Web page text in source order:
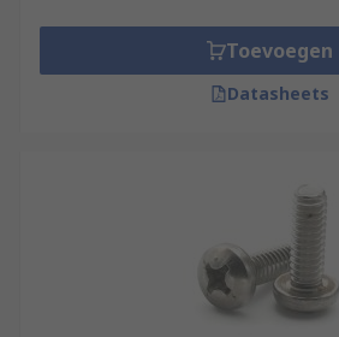
Toevoegen
Datasheets